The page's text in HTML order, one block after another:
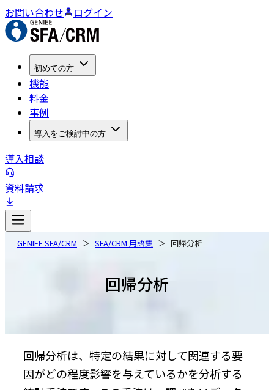
お問い合わせ ログイン
初めての方
機能
料金
事例
導入をご検討中の方
導入相談
資料請求
GENIEE SFA/CRM SFA/CRM 用語集 回帰分析
回帰分析
回帰分析は、特定の結果に対して関連する要
因がどの程度影響を与えているかを分析する